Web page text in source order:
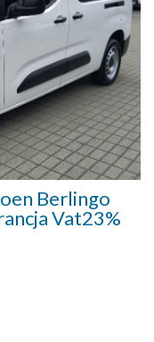
Berlingo
Vat23%